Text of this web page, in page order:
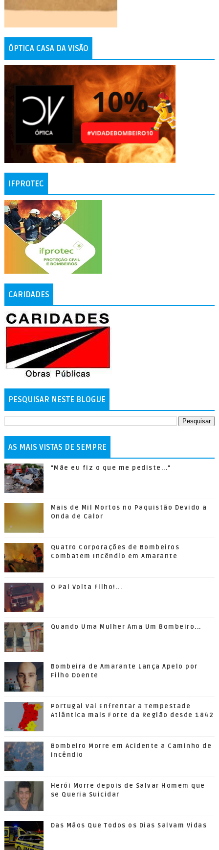
ÓPTICA CASA DA VISÃO
IFPROTEC
CARIDADES
PESQUISAR NESTE BLOGUE
AS MAIS VISTAS DE SEMPRE
"Mãe eu fiz o que me pediste..."
Mais de Mil Mortos no Paquistão Devido a
Onda de Calor
Quatro Corporações de Bombeiros
Combatem Incêndio em Amarante
O Pai Volta Filho!...
Quando Uma Mulher Ama Um Bombeiro...
Bombeira de Amarante Lança Apelo por
Filho Doente
Portugal Vai Enfrentar a Tempestade
Atlântica mais Forte da Região desde 1842
Bombeiro Morre em Acidente a Caminho de
Incêndio
Herói Morre depois de Salvar Homem que
se Queria Suicidar
Das Mãos Que Todos os Dias Salvam Vidas